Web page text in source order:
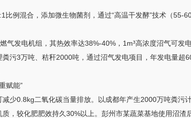
比例混合，添加微生物菌剂，通过“高温干发酵”技术（
气发电机组，其热效率达38%-40%，1m³高浓度沼气可发
污3万吨、秸秆2000吨，通过沼气发电项目，年发电量
赋能”
少0.8kg二氧化碳当量排放。以成都年产生2000万吨粪污
，较化肥肥效持久30%以上。彭州市某蔬菜基地使用沼